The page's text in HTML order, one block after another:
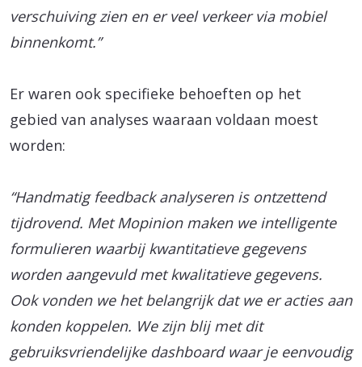
verschuiving zien en er veel verkeer via mobiel
binnenkomt.”
Er waren ook specifieke behoeften op het
gebied van analyses waaraan voldaan moest
worden:
“Handmatig feedback analyseren is ontzettend
tijdrovend. Met Mopinion maken we intelligente
formulieren waarbij kwantitatieve gegevens
worden aangevuld met kwalitatieve gegevens.
Ook vonden we het belangrijk dat we er acties aan
konden koppelen. We zijn blij met dit
gebruiksvriendelijke dashboard waar je eenvoudig